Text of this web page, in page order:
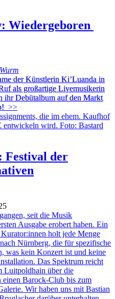
Wiedergeboren
der Künstlerin Ki’Luanda in
als großartige Livemusikerin
ihr Debütalbum auf den Markt
>>
Festival der
seit die Musik
Ausgabe erobert haben. Ein
holt jede Menge
Nürnberg, die für spezifische
was kein Konzert ist und keine
Das Spektrum reicht
Luitpoldhain über die
Barock-Club bis zum
Wir haben uns mit Bastian